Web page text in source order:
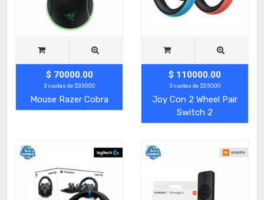
$ 70000.00
3 cuotas de $35000
Mouse Razer Cobra
$ 110000.00
3 cuotas de $55000
Joy Con 2 Wheel Pair
Switch 2